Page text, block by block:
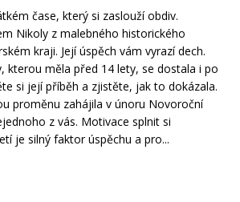
čase, který si zaslouží obdiv.
Nikoly z malebného historického
kraji. Její úspěch vám vyrazí dech.
kterou měla před 14 lety, se dostala i po
si její příběh a zjistěte, jak to dokázala.
proměnu zahájila v únoru Novoroční
z vás. Motivace splnit si
je silný faktor úspěchu a pro...